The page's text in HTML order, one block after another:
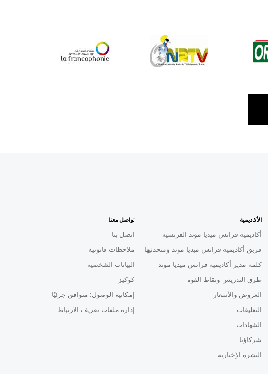
الأكاديمية
أكاديمية فرانس ميديا موند الفرنسية
فريق أكاديمية فرانس ميديا موند ومتحدثيها
كلمة مدير أكاديمية فرانس ميديا موند
طرق التدريس ونقاط القوة
العروض والأسعار
التعليقات
الشهادات
شركاؤنا
النشرة الإخبارية
تواصل معنا
اتصل بنا
ملاحظات قانونية
البيانات الشخصية
كوكيز
إمكانية الوصول: متوافق جزئيًا
إدارة ملفات تعريف الارتباط